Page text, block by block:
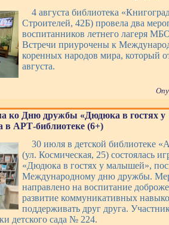
4 августа библиотека
Строителей, 42Б) провела два
воспитанников летнего лагеря
Встречи приурочены к
коренных народов мира, который
августа.
ко Дню дружбы «Дюдюка в гостях у
АРТ-библиотеке (6+)
30 июля в детской библиотеке
(ул. Космическая, 25) состоялась
«Дюдюка в гостях у малышей»,
Международному дню дружбы.
направлено на воспитание
развитие коммуникативных
поддерживать друг друга.
детского сада № 224.